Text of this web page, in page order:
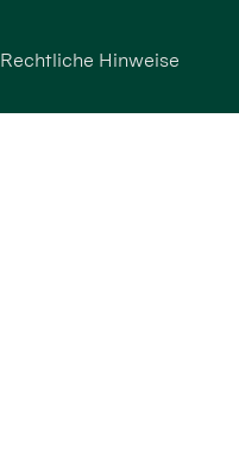
Rechtliche Hinweise